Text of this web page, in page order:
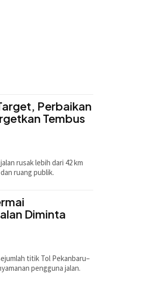
Perbaikan
Tembus
rusak lebih dari 42 km
ruang publik.
Diminta
titik Tol Pekanbaru–
pengguna jalan.